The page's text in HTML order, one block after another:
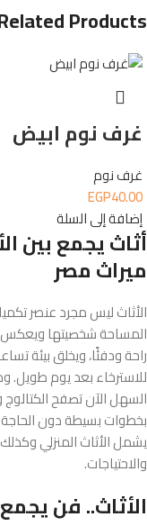
Products
غرف نوم ابيض
غرف نوم
EGP40.00
إضافة إلى السلة
أثاث يجمع بين
ميراث مصر
الأثاث ليس مجرد عنصر
المساحة شخصيتها ويعكس
راحة ودفئًا، ويخلق بيئة
للاسترخاء بعد يوم طويل.
السهل الآن تصفح الكتالوج
بخطوات بسيطة دون الحاجة
يشمل الأثاث المنزلي
والاحتياجات.
الأثاث.. فن